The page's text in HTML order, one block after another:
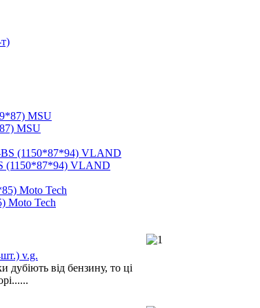
MSU
(1150*87*94) VLAND
Moto Tech
v.g.
дубіють від бензину, то ці